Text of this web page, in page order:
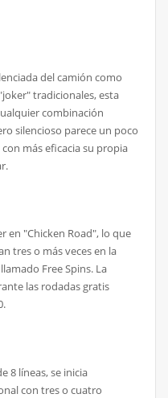
del camión como
tradicionales, esta
combinación
silencioso parece un poco
más eficacia su propia
en "Chicken Road", lo que
tres o más veces en la
Free Spins. La
las rodadas gratis
8 líneas, se inicia
con tres o cuatro